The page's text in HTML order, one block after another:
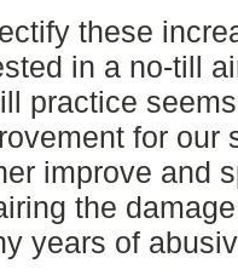
these
in a no-till
practice
for our
improve and
the
years of